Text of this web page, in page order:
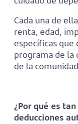
Cada una de
renta, edad,
específicas que
programa de la
de la
¿Por qué es
deducciones